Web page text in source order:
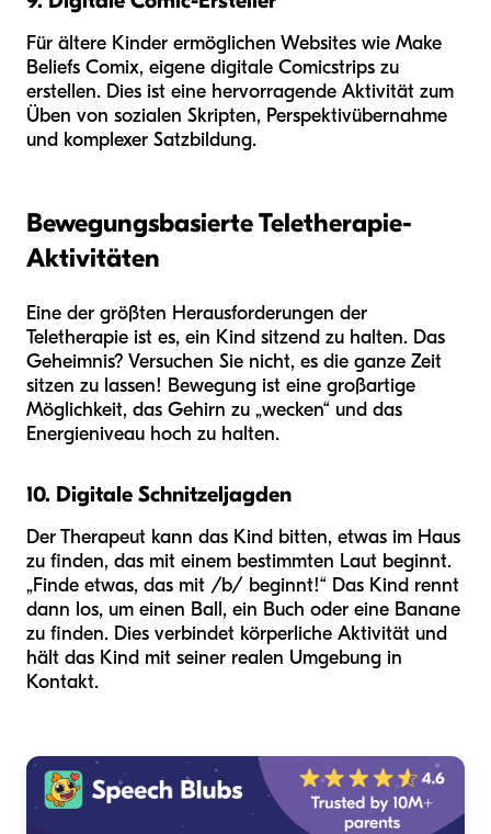
Für ältere Kinder ermöglichen Websites wie Make
Beliefs Comix, eigene digitale Comicstrips zu
erstellen. Dies ist eine hervorragende Aktivität zum
Üben von sozialen Skripten, Perspektivübernahme
und komplexer Satzbildung.
Bewegungsbasierte Teletherapie-
Aktivitäten
Eine der größten Herausforderungen der
Teletherapie ist es, ein Kind sitzend zu halten. Das
Geheimnis? Versuchen Sie nicht, es die ganze Zeit
sitzen zu lassen! Bewegung ist eine großartige
Möglichkeit, das Gehirn zu „wecken“ und das
Energieniveau hoch zu halten.
10. Digitale Schnitzeljagden
Der Therapeut kann das Kind bitten, etwas im Haus
zu finden, das mit einem bestimmten Laut beginnt.
„Finde etwas, das mit /b/ beginnt!“ Das Kind rennt
dann los, um einen Ball, ein Buch oder eine Banane
zu finden. Dies verbindet körperliche Aktivität und
hält das Kind mit seiner realen Umgebung in
Kontakt.